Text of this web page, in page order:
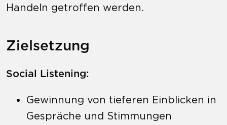
Handeln getroffen werden.
Zielsetzung
Social Listening:
Gewinnung von tieferen Einblicken in
Gespräche und Stimmungen